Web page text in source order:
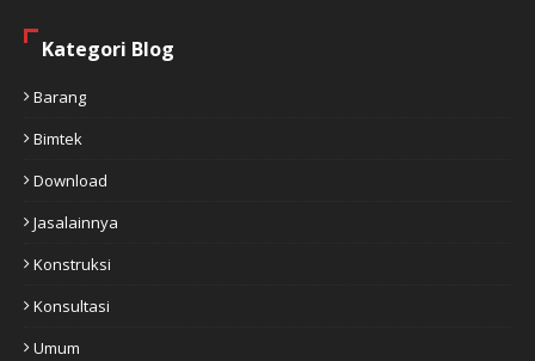
Kategori Blog
Barang
Bimtek
Download
Jasalainnya
Konstruksi
Konsultasi
Umum